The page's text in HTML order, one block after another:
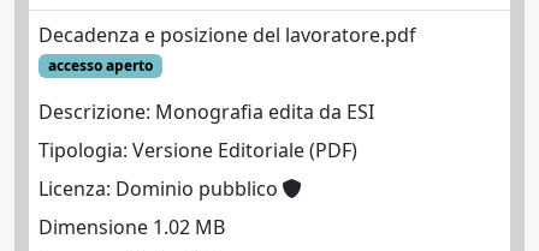
Decadenza e posizione del lavoratore.pdf
accesso aperto
Descrizione: Monografia edita da ESI
Tipologia: Versione Editoriale (PDF)
Licenza: Dominio pubblico
Dimensione 1.02 MB